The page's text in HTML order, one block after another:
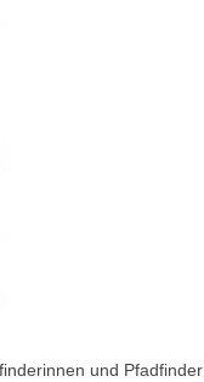
und Pfadfinder